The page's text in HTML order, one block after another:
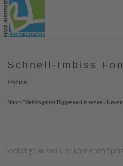
Schnell-Imbiss
Imbiss
Natur-Erlebnisgebiet Biggesee-Listersee /
Vielfältige Auswahl an köstlichen